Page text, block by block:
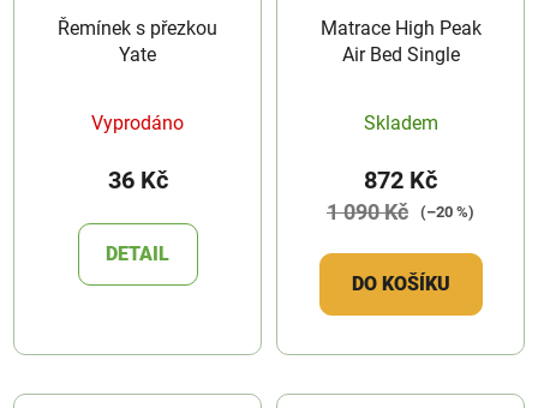
Řemínek s přezkou
Yate
Vyprodáno
36 Kč
DETAIL
Matrace High Peak
Air Bed Single
Skladem
872 Kč
1 090 Kč (–20 %)
DO KOŠÍKU